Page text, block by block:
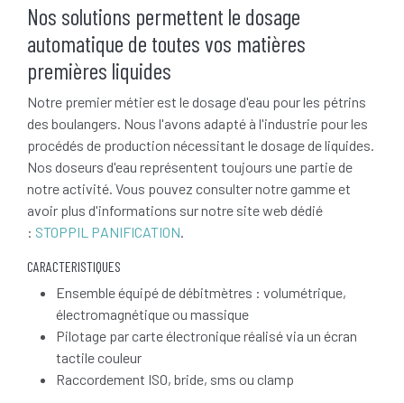
Nos solutions permettent le dosage
automatique de toutes vos matières
premières liquides
Notre premier métier est le dosage d'eau pour les pétrins
des boulangers. Nous l'avons adapté à l'industrie pour les
procédés de production nécessitant le dosage de liquides.
Nos doseurs d'eau représentent toujours une partie de
notre activité. Vous pouvez consulter notre gamme et
avoir plus d'informations sur notre site web dédié
: STOPPIL PANIFICATION
CARACTERISTIQUES
Ensemble équipé de débitmètres : volumétrique,
électromagnétique ou massique
Pilotage par carte électronique réalisé via un écran
tactile couleur
Raccordement ISO, bride, sms ou clamp